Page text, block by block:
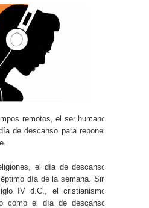
remotos, el ser humano
de descanso para reponer
el día de descanso
día de la semana. Sin
IV d.C., el cristianismo
como el día de descanso